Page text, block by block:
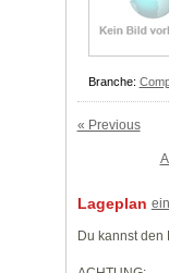
Branche:
« Previous
Lageplan
Du kannst